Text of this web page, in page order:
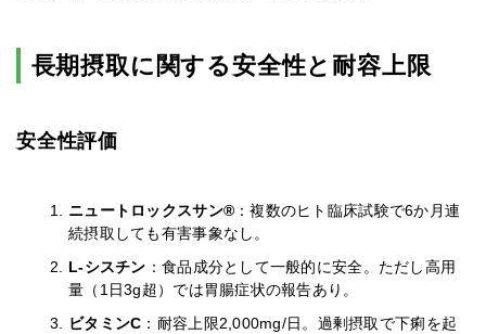
長期摂取に関する安全性と耐容上限
安全性評価
ニュートロックスサン® ：複数のヒト臨床試験で6か月連
続摂取しても有害事象なし。
L-シスチン ：食品成分として一般的に安全。ただし高用
量（1日3g超）では胃腸症状の報告あり。
ビタミンC ：耐容上限2,000mg/日。過剰摂取で下痢を起